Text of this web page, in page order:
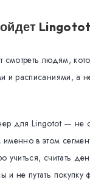
смотреть людям,
и расписаниями, а
для Lingotot — не
в этом
учиться, считать
и не путать покупку